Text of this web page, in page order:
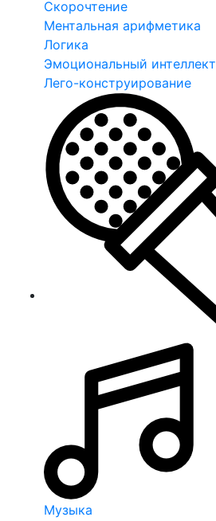
Скорочтение
Ментальная арифметика
Логика
Эмоциональный интеллект
Лего-конструирование
Музыка